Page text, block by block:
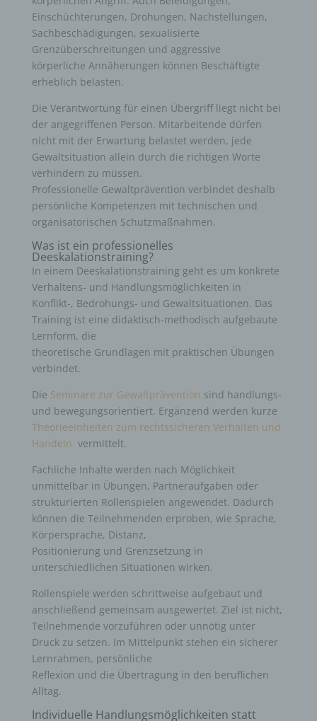
Einschüchterungen, Drohungen, Nachstellungen,
Sachbeschädigungen, sexualisierte
Grenzüberschreitungen und aggressive
körperliche Annäherungen können Beschäftigte
erheblich belasten.
Die Verantwortung für einen Übergriff liegt nicht bei
der angegriffenen Person. Mitarbeitende dürfen
nicht mit der Erwartung belastet werden, jede
Gewaltsituation allein durch die richtigen Worte
verhindern zu müssen.
Professionelle Gewaltprävention verbindet deshalb
persönliche Kompetenzen mit technischen und
organisatorischen Schutzmaßnahmen.
Was ist ein professionelles
Deeskalationstraining?
In einem Deeskalationstraining geht es um konkrete
Verhaltens- und Handlungsmöglichkeiten in
Konflikt-, Bedrohungs- und Gewaltsituationen. Das
Training ist eine didaktisch-methodisch aufgebaute
Lernform, die
theoretische Grundlagen mit praktischen Übungen
verbindet.
Die Seminare zur Gewaltprävention sind handlungs-
und bewegungsorientiert. Ergänzend werden kurze
Theorieeinheiten zum rechtssicheren Verhalten und
Handeln vermittelt.
Fachliche Inhalte werden nach Möglichkeit
unmittelbar in Übungen, Partneraufgaben oder
strukturierten Rollenspielen angewendet. Dadurch
können die Teilnehmenden erproben, wie Sprache,
Körpersprache, Distanz,
Positionierung und Grenzsetzung in
unterschiedlichen Situationen wirken.
Rollenspiele werden schrittweise aufgebaut und
anschließend gemeinsam ausgewertet. Ziel ist nicht,
Teilnehmende vorzuführen oder unnötig unter
Druck zu setzen. Im Mittelpunkt stehen ein sicherer
Lernrahmen, persönliche
Reflexion und die Übertragung in den beruflichen
Alltag.
Individuelle Handlungsmöglichkeiten statt